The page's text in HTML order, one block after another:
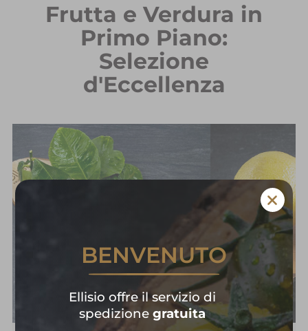
Frutta e Verdura in
Primo Piano:
Selezione
d'Eccellenza
BENVENUTO
Ellisio offre il servizio di
spedizione gratuita